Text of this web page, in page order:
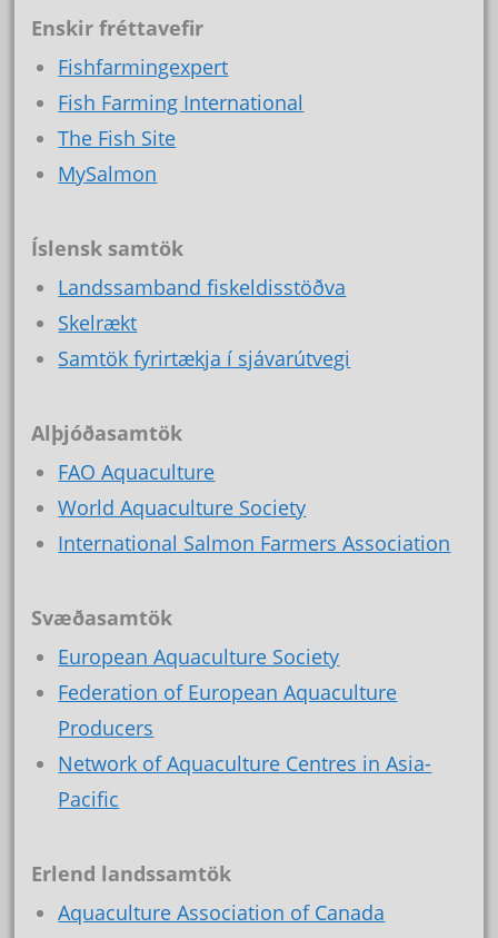
Enskir fréttavefir
Fishfarmingexpert
Fish Farming International
The Fish Site
MySalmon
Íslensk samtök
Landssamband fiskeldisstöðva
Skelrækt
Samtök fyrirtækja í sjávarútvegi
Alþjóðasamtök
FAO Aquaculture
World Aquaculture Society
International Salmon Farmers Association
Svæðasamtök
European Aquaculture Society
Federation of European Aquaculture
Producers
Network of Aquaculture Centres in Asia-
Pacific
Erlend landssamtök
Aquaculture Association of Canada